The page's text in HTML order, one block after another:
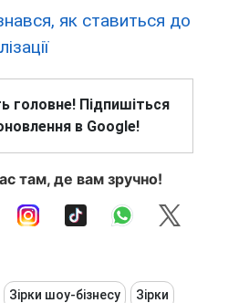
як ставиться до
головне! Підпишіться
в Google!
там, де вам зручно!
Зірки шоу-бізнесу Зірки